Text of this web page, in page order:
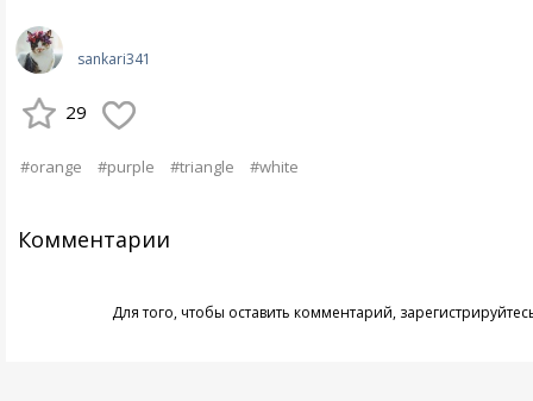
sankari341
29
#orange #purple #triangle #white
Комментарии
Для того, чтобы оставить комментарий,